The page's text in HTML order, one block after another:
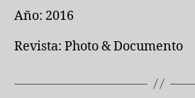
Año: 2016
Revista: Photo & Documento